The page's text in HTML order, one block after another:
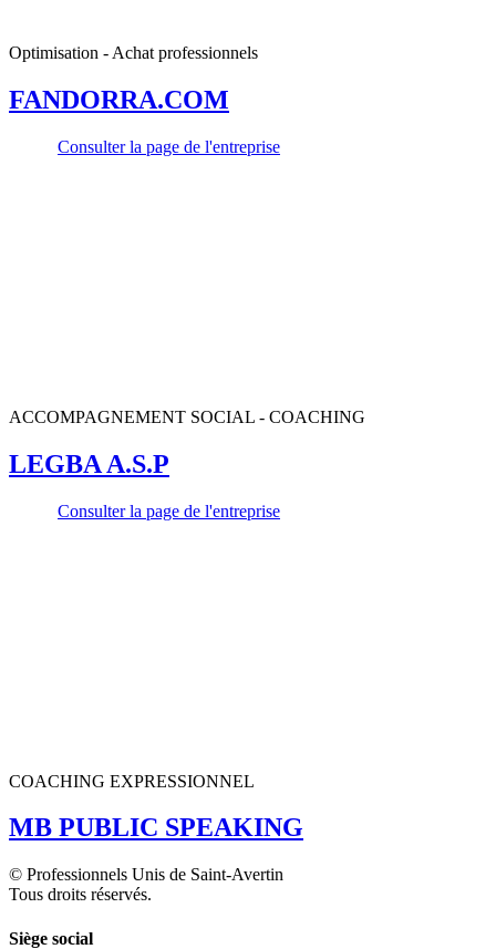
Optimisation - Achat professionnels
FANDORRA.COM
Consulter la page de l'entreprise
ACCOMPAGNEMENT SOCIAL - COACHING
LEGBA A.S.P
Consulter la page de l'entreprise
COACHING EXPRESSIONNEL
MB PUBLIC SPEAKING
© Professionnels Unis de Saint-Avertin
Tous droits réservés.
Siège social